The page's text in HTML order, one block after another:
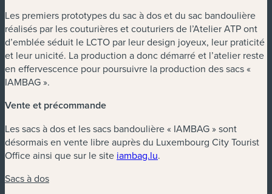
Les premiers prototypes du sac à dos et du sac bandoulière
réalisés par les couturières et couturiers de l’Atelier ATP ont
d’emblée séduit le LCTO par leur design joyeux, leur praticité
et leur unicité. La production a donc démarré et l’atelier reste
en effervescence pour poursuivre la production des sacs «
IAMBAG ».
Vente et précommande
Les sacs à dos et les sacs bandoulière « IAMBAG » sont
désormais en vente libre auprès du Luxembourg City Tourist
Office ainsi que sur le site iambag.lu.
Sacs à dos